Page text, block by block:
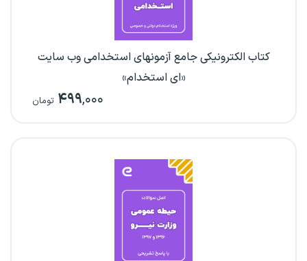
کتاب الکترونیکی جامع آزمونهای استخدامی وب سایت
«ای استخدام»
۴۹۹,۰۰۰ تومان